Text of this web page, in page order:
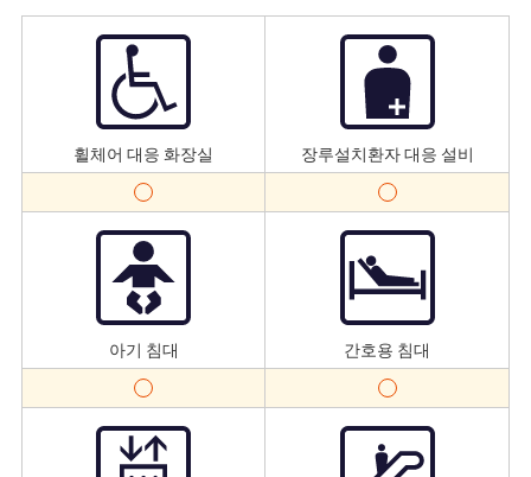
휠체어 대응 화장실 장루설치환자 대응 설비
아기 침대 간호용 침대